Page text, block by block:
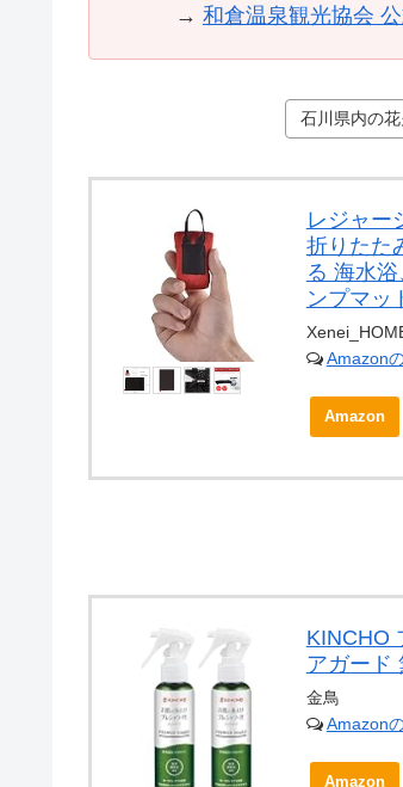
→ 和倉温泉観光協会
石川県内の
レジャー
折りたた
る 海水
ンプマッ
Amazon
Amazon
KINCHO
アガード
金鳥
Amazon
Amazon